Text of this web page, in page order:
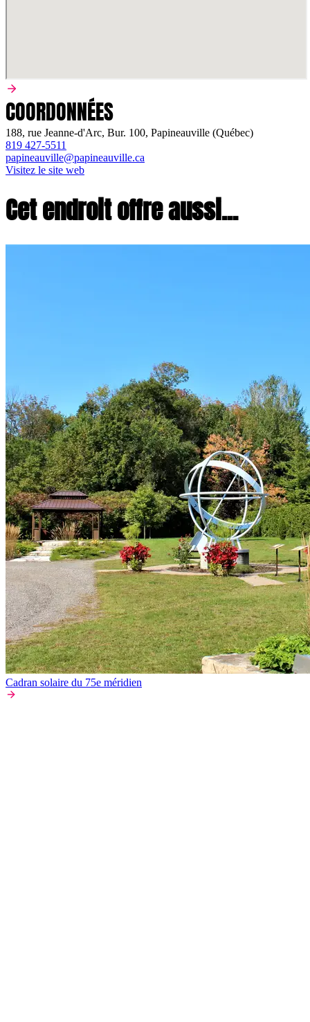
COORDONNÉES
188, rue Jeanne-d'Arc, Bur. 100, Papineauville (Québec)
819 427-5511
papineauville@papineauville.ca
Visitez le site web
Cet endroit offre aussi...
Cadran solaire du 75e méridien